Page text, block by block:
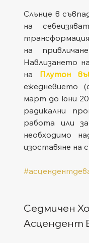
Слънце в
на
на
Навлизането
на Плутон
ежедневието
март до юни
радикални
работа или
необходимо
изоставяне на
Седмичен
Асцендент